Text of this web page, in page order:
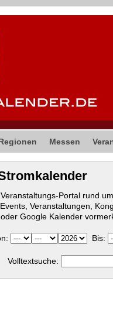
Messen
Portal rund
Veranstaltungen,
Google Kalender
Bis:
Volltextsuche: